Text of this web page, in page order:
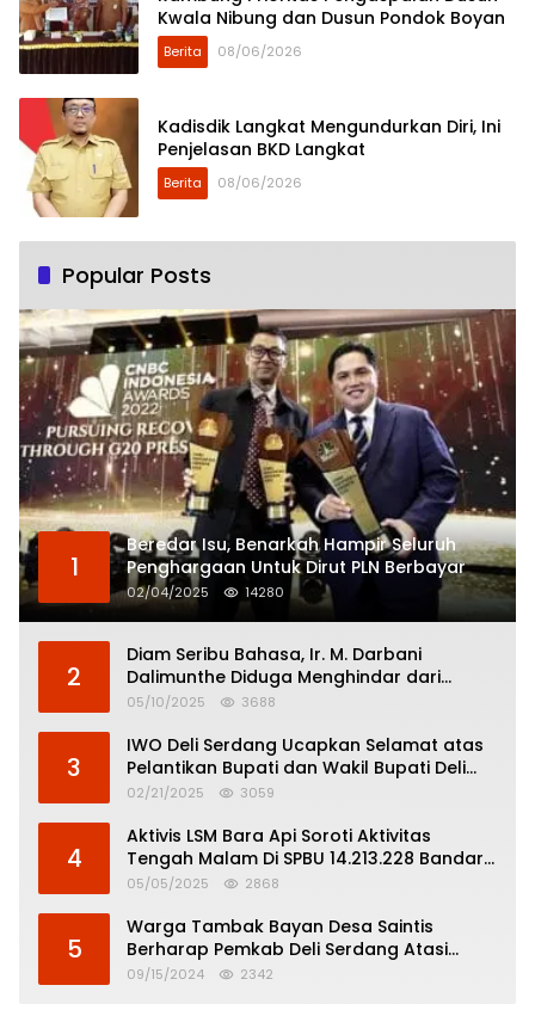
Kwala Nibung dan Dusun Pondok Boyan
Berita 08/06/2026
Kadisdik Langkat Mengundurkan Diri, Ini
Penjelasan BKD Langkat
Berita 08/06/2026
Popular Posts
1
Beredar Isu, Benarkah Hampir Seluruh
Penghargaan Untuk Dirut PLN Berbayar
02/04/2025 14280
2
Diam Seribu Bahasa, Ir. M. Darbani
Dalimunthe Diduga Menghindar dari
Pertanggungjawaban Politik
05/10/2025 3688
3
IWO Deli Serdang Ucapkan Selamat atas
Pelantikan Bupati dan Wakil Bupati Deli
Serdang
02/21/2025 3059
4
Aktivis LSM Bara Api Soroti Aktivitas
Tengah Malam Di SPBU 14.213.228 Bandar
Tinggi
05/05/2025 2868
5
Warga Tambak Bayan Desa Saintis
Berharap Pemkab Deli Serdang Atasi
Banjir
09/15/2024 2342